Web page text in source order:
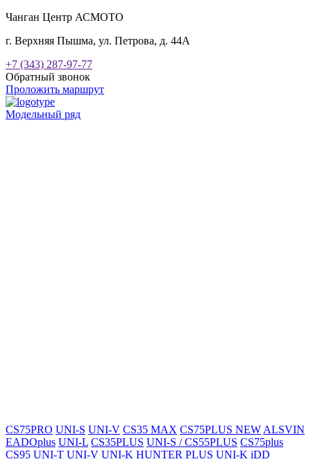
Чанган Центр АСМОТО
г. Верхняя Пышма, ул. Петрова, д. 44А
+7 (343) 287-97-77
Обратный звонок
Проложить маршрут
Модельный ряд
CS75PRO UNI-S UNI-V CS35 MAX CS75PLUS NEW ALSVIN
EADOplus UNI-L CS35PLUS UNI-S / CS55PLUS CS75plus
CS95 UNI-T UNI-V UNI-K HUNTER PLUS UNI-K iDD